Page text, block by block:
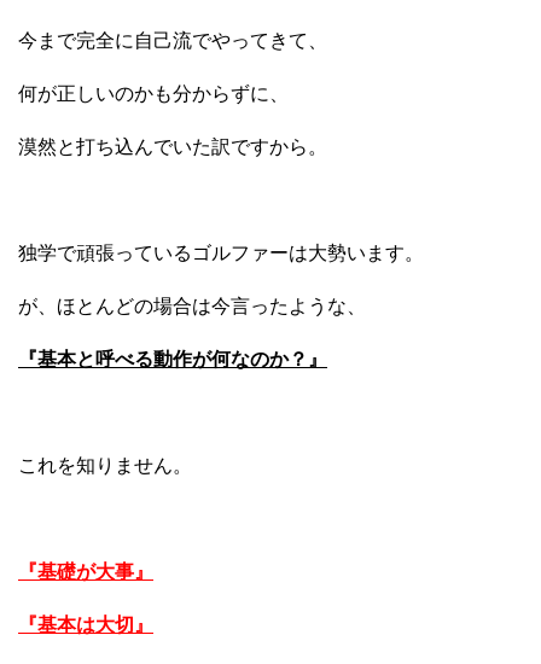
今まで完全に自己流でやってきて、
何が正しいのかも分からずに、
漠然と打ち込んでいた訳ですから。
独学で頑張っているゴルファーは大勢います。
が、ほとんどの場合は今言ったような、
『基本と呼べる動作が何なのか？』
これを知りません。
『基礎が大事』
『基本は大切』